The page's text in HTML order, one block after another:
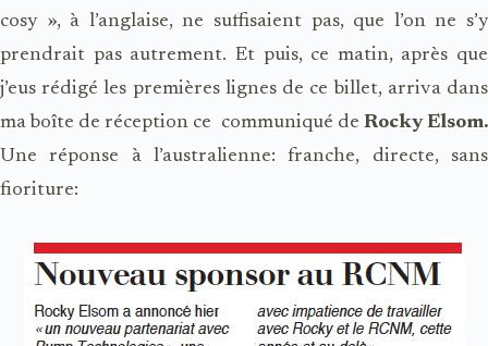
cosy », à l’anglaise, ne suffisaient pas, que l’on ne s’y
prendrait pas autrement. Et puis, ce matin, après que
j’eus rédigé les premières lignes de ce billet, arriva dans
ma boîte de réception ce communiqué de Rocky Elsom.
Une
réponse à l’australienne: franche, directe, sans
fioriture: